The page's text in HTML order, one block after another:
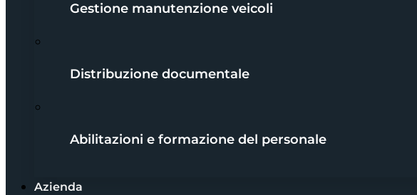
Gestione manutenzione veicoli
Distribuzione documentale
Abilitazioni e formazione del personale
Azienda